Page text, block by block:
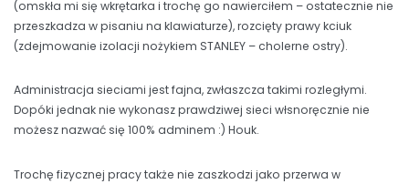
(omskła mi się wkrętarka i trochę go nawierciłem – ostatecznie nie
przeszkadza w pisaniu na klawiaturze), rozcięty prawy kciuk
(zdejmowanie izolacji nożykiem STANLEY – cholerne ostry).
Administracja sieciami jest fajna, zwłaszcza takimi rozległymi.
Dopóki jednak nie wykonasz prawdziwej sieci włsnoręcznie nie
możesz nazwać się 100% adminem :) Houk.
Trochę fizycznej pracy także nie zaszkodzi jako przerwa w